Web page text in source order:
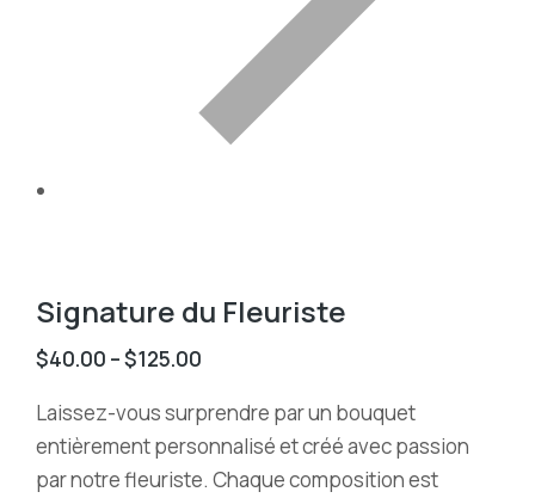
Signature du Fleuriste
$40.00 –$125.00
Laissez-vous surprendre par un bouquet
entièrement personnalisé et créé avec passion
par notre fleuriste. Chaque composition est